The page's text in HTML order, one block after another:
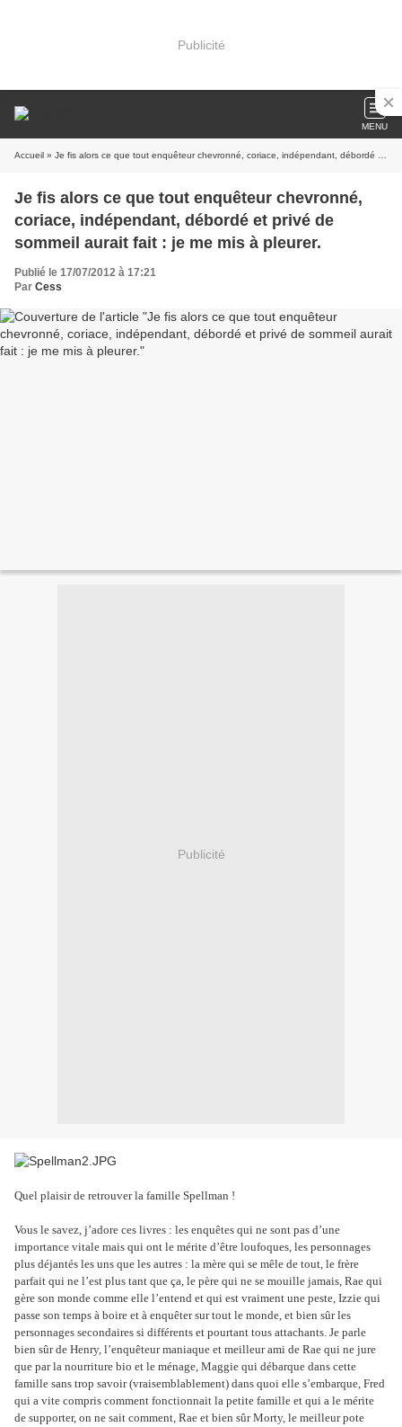
Publicité
MENU
Accueil » Je fis alors ce que tout enquêteur chevronné, coriace, indépendant, débordé et privé de sommeil aurait fait : je me mis à pleurer.
Je fis alors ce que tout enquêteur chevronné,
coriace, indépendant, débordé et privé de
sommeil aurait fait : je me mis à pleurer.
Publié le 17/07/2012 à 17:21
Par Cess
Publicité
Quel plaisir de retrouver la famille Spellman !
Vous le savez, j’adore ces livres : les enquêtes qui ne sont pas d’une
importance vitale mais qui ont le mérite d’être loufoques, les personnages
plus déjantés les uns que les autres : la mère qui se mêle de tout, le frère
parfait qui ne l’est plus tant que ça, le père qui ne se mouille jamais, Rae qui
gère son monde comme elle l’entend et qui est vraiment une peste, Izzie qui
passe son temps à boire et à enquêter sur tout le monde, et bien sûr les
personnages secondaires si différents et pourtant tous attachants. Je parle
bien sûr de Henry, l’enquêteur maniaque et meilleur ami de Rae qui ne jure
que par la nourriture bio et le ménage, Maggie qui débarque dans cette
famille sans trop savoir (vraisemblablement) dans quoi elle s’embarque, Fred
qui a vite compris comment fonctionnait la petite famille et qui a le mérite
de supporter, on ne sait comment, Rae et bien sûr Morty, le meilleur pote